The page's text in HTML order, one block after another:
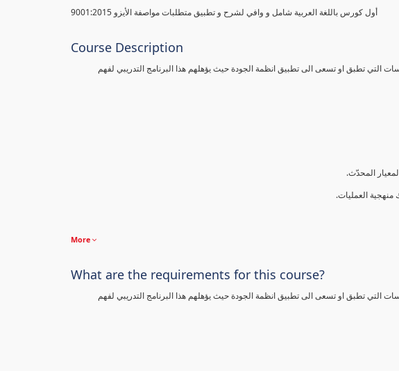
أول كورس باللغة العربية شامل و وافي لشرح و تطبيق متطلبات مواصفة الأيزو 9001:2015
Course Description
تطبق او تسعى الى تطبيق انظمة الجودة حيث يؤهلهم هذا البرنامج التدريبي لفهم
المحدّث.
منهجية العمليات.
More
What are the requirements for this course?
تطبق او تسعى الى تطبيق انظمة الجودة حيث يؤهلهم هذا البرنامج التدريبي لفهم